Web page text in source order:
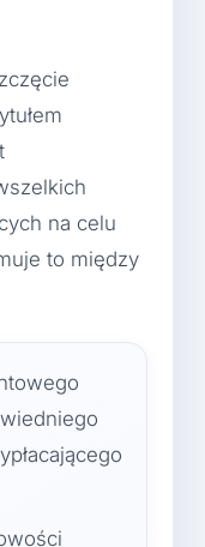
na celu
to między